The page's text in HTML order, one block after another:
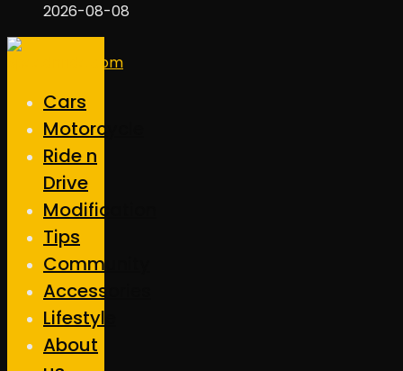
2026-08-08
Cars
Motorcycle
Ride n
Drive
Modification
Tips
Community
Accessories
Lifestyle
About